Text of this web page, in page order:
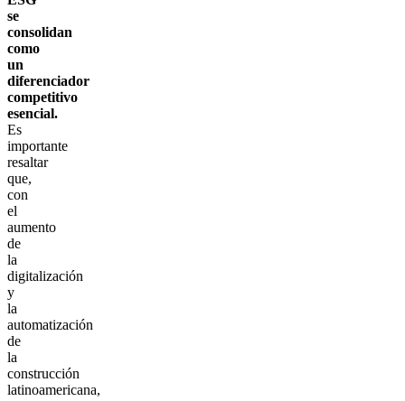
se
consolidan
como
un
diferenciador
competitivo
esencial.
Es
importante
resaltar
que,
con
el
aumento
de
la
digitalización
y
la
automatización
de
la
construcción
latinoamericana,